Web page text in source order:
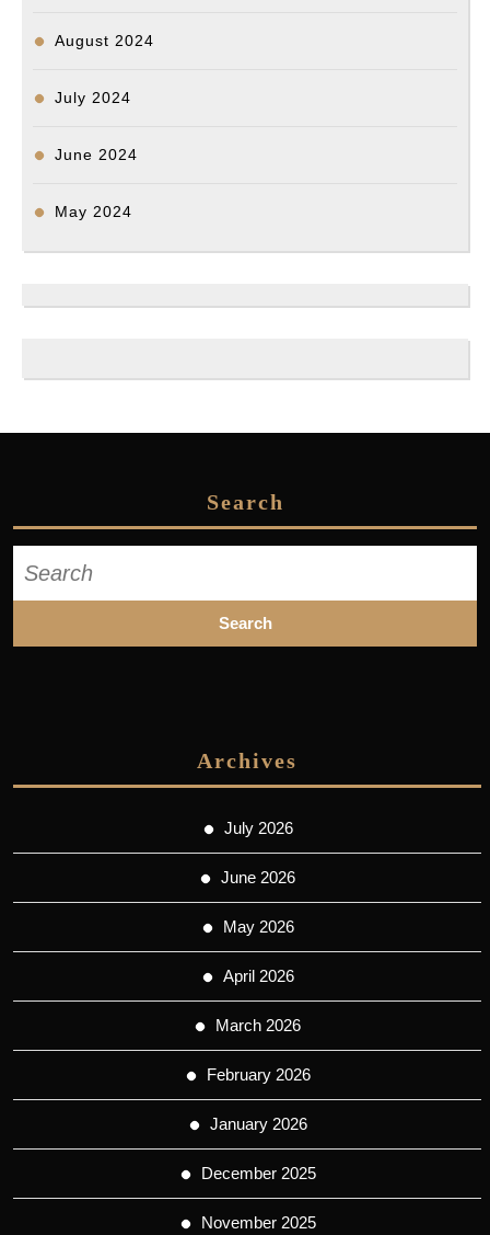
August 2024
July 2024
June 2024
May 2024
Search
for:
Archives
July 2026
June 2026
May 2026
April 2026
March 2026
February 2026
January 2026
December 2025
November 2025